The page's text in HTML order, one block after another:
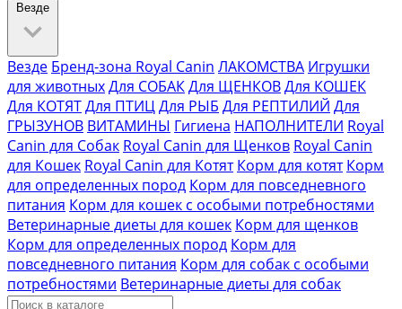
Везде
Везде Бренд-зона Royal Canin ЛАКОМСТВА Игрушки
для животныхДля СОБАКДля ЩЕНКОВДля КОШЕК
Для КОТЯТДля ПТИЦДля РЫБ Для РЕПТИЛИЙ Для
ГРЫЗУНОВ ВИТАМИНЫ Гигиена НАПОЛНИТЕЛИ Royal
Canin для Собак Royal Canin для Щенков Royal Canin
для Кошек Royal Canin для Котят Корм для котят Корм
для определенных пород Корм для повседневного
питания Корм для кошек с особыми потребностями
Ветеринарные диеты для кошек Корм для щенков
Корм для определенных пород Корм для
повседневного питания Корм для собак с особыми
потребностями Ветеринарные диеты для собак